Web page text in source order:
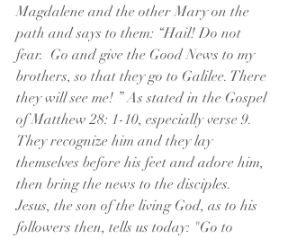
Magdalene and the other Mary on the
path and says to them: “Hail! Do not
fear.  Go and give the Good News to my
brothers, so that they go to Galilee. There
they will see me! ” As stated in the Gospel
of Matthew 28: 1-10, especially verse 9.
They recognize him and they lay
themselves before his feet and adore him,
then bring the news to the disciples.
Jesus, the son of the living God, as to his
followers then, tells us today: "Go to